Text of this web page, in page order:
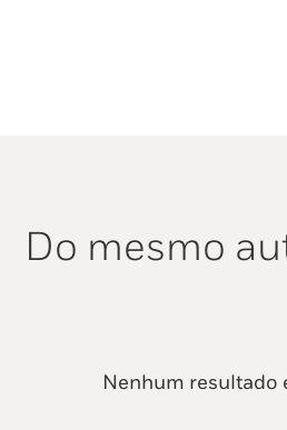
Do mesmo
Nenhum resultado